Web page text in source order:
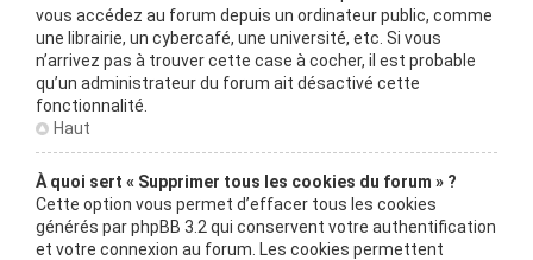
vous accédez au forum depuis un ordinateur public, comme
une librairie, un cybercafé, une université, etc. Si vous
n’arrivez pas à trouver cette case à cocher, il est probable
qu’un administrateur du forum ait désactivé cette
fonctionnalité.
Haut
À quoi sert « Supprimer tous les cookies du forum » ?
Cette option vous permet d’effacer tous les cookies
générés par phpBB 3.2 qui conservent votre authentification
et votre connexion au forum. Les cookies permettent